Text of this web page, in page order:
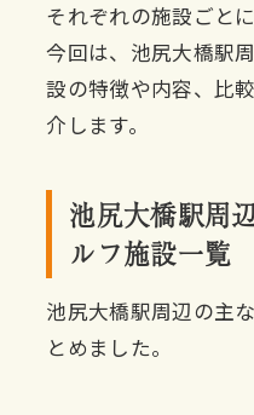
それぞれの施設ごと
今回は、池尻大橋駅
設の特徴や内容、比
介します。
池尻大橋駅周
ルフ施設一覧
池尻大橋駅周辺の主
とめました。